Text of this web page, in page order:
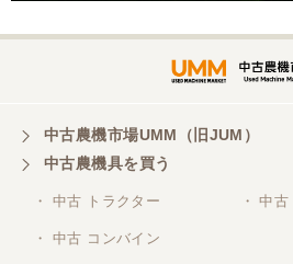
です。
山梨県／井上農場
このたびはお取引ありがと
中古農機市場UMM（旧JUM）
中古農機具を買う
・ 中古 トラクター ・ 中
・ 中古 コンバイン